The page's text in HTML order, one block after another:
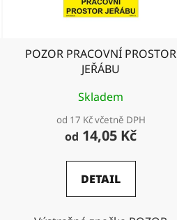
POZOR PRACOVNÍ PROSTOR
JEŘÁBU
Skladem
od 17 Kč včetně DPH
od 14,05 Kč
DETAIL